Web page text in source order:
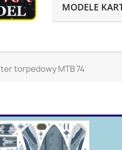
MODELE
torpedowy MTB 74